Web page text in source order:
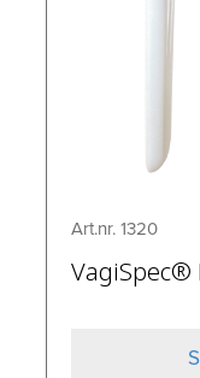
Art.nr. 1320
VagiSpec®